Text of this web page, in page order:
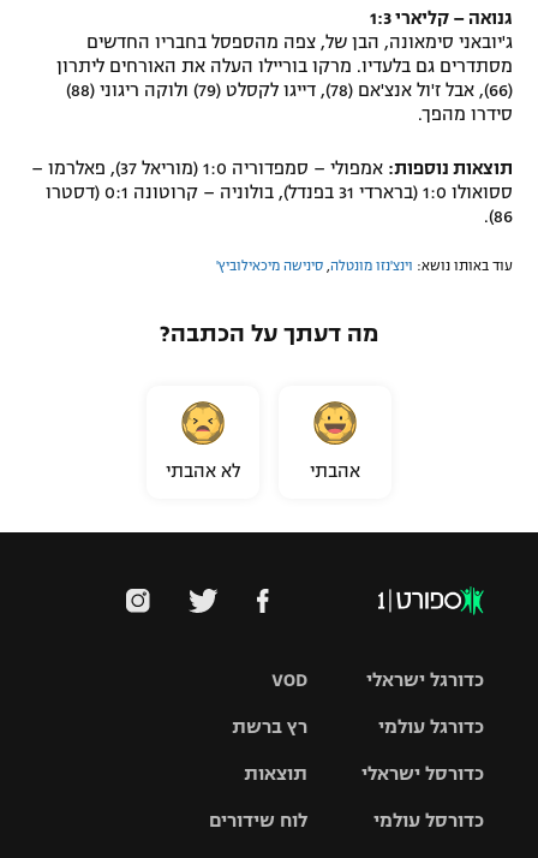
גנואה – קליארי 1:3
ג'יובאני סימאונה, הבן של, צפה מהספסל בחבריו החדשים
מסתדרים גם בלעדיו. מרקו בוריילו העלה את האורחים ליתרון
(66), אבל ז'ול אנצ'אם (78), דייגו לקסלט (79) ולוקה ריגוני (88)
סידרו מהפך.
תוצאות נוספות:
אמפולי – סמפדוריה 1:0 (מוריאל 37), פאלרמו –
ססואולו 1:0 (ברארדי 31 בפנדל), בולוניה – קרוטונה 0:1 (דסטרו
86).
עוד באותו נושא: וינצ'נזו מונטלה, סינישה מיכאילוביץ'
מה דעתך על הכתבה?
אהבתי לא אהבתי
VOD
רץ ברשת
תוצאות
לוח שידורים
כדורגל ישראלי
כדורגל עולמי
האלופות
כדורסל ישראלי
כדורסל עולמי